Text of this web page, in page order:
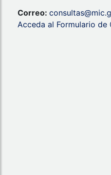
Correo:
Acceda al Formulario de